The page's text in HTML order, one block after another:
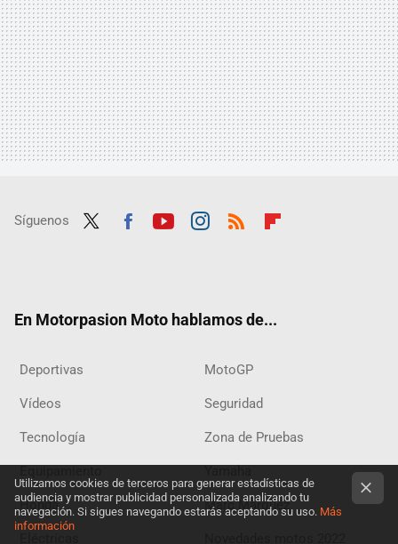
Síguenos
En Motorpasion Moto hablamos de...
Deportivas MotoGP
Vídeos Seguridad
Tecnología Zona de Pruebas
Honda Marc Márquez
Utilizamos cookies de terceros para generar estadísticas de
audiencia y mostrar publicidad personalizada analizando tu
navegación. Si sigues navegando estarás aceptando su uso. Más
información